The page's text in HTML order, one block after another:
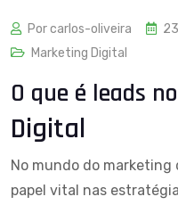
Por carlos-oliveira
Marketing Digital
O que é leads
Digital
No mundo do marketing
papel vital nas